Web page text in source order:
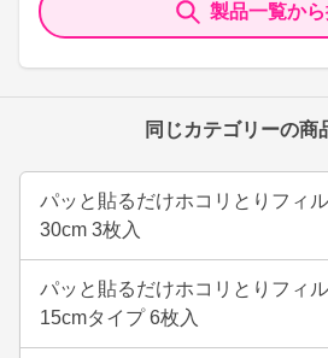
製品一覧か
同じカテゴリーの商
パッと貼るだけホコリとりフィ
30cm 3枚入
パッと貼るだけホコリとりフィ
15cmタイプ 6枚入